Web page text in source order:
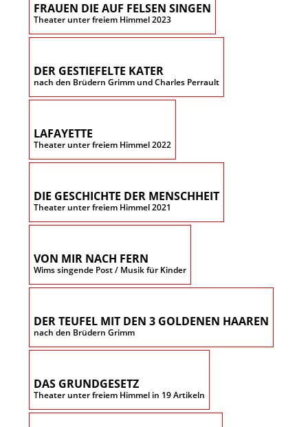
FRAUEN DIE AUF FELSEN SINGEN
Theater unter freiem Himmel 2023
DER GESTIEFELTE KATER
nach den Brüdern Grimm und Charles Perrault
LAFAYETTE
Theater unter freiem Himmel 2022
DIE GESCHICHTE DER MENSCHHEIT
Theater unter freiem Himmel 2021
VON MIR NACH FERN
Wims singende Post / Musik für Kinder
DER TEUFEL MIT DEN 3 GOLDENEN HAAREN
nach den Brüdern Grimm
DAS GRUNDGESETZ
Theater unter freiem Himmel in 19 Artikeln